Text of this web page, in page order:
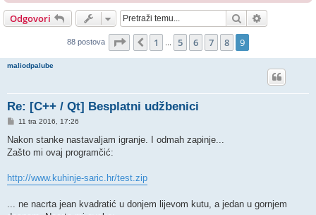
i
Odgovori Pretražnik
88 postova Stranica:9 9.
Prethodna
1 5 6 7 8 9
maliodpalube
Re: [C++ / Qt] Besplatni udžbenici
P
s
11 tra 2016, 17:26
Nakon stanke nastavaljam igranje. I odmah zapinje...
Zašto mi ovaj programčić:
http://www.kuhinje-saric.hr/test.zip
... ne nacrta jean kvadratić u donjem lijevom kutu, a jedan u gornjem